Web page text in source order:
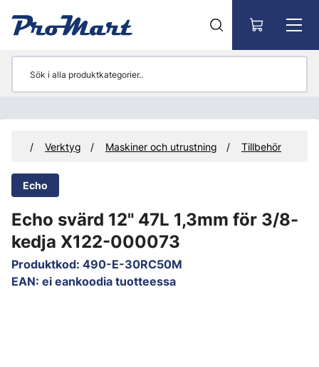
Verktyg Maskiner och utrustning Tillbehör
Echo
Echo svärd 12" 47L 1,3mm för 3/8-
kedja X122-000073
Produktkod: 490-E-30RC50M
EAN: ei eankoodia tuotteessa